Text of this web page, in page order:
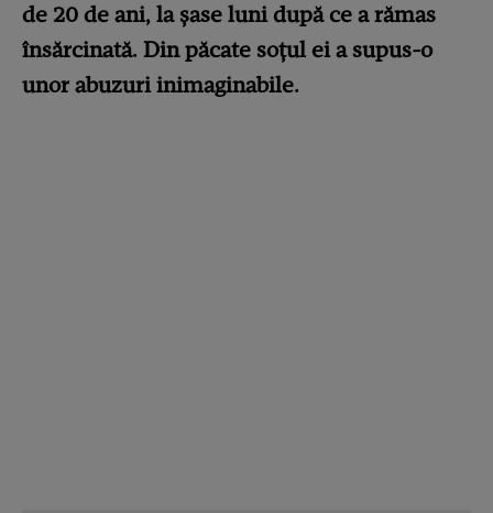
de 20 de ani, la șase luni după ce a rămas
însărcinată. Din păcate soțul ei a supus-o
unor abuzuri inimaginabile.